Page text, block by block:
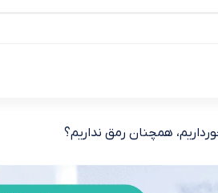
همچنان رمق نداریم؟